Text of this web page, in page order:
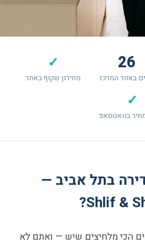
26
באזור המרכז
✓
מחירון שקוף באתר
✓
בוואטסאפ
דירה בתל אביב —
הכי מלחיצים שיש — ואתם לא